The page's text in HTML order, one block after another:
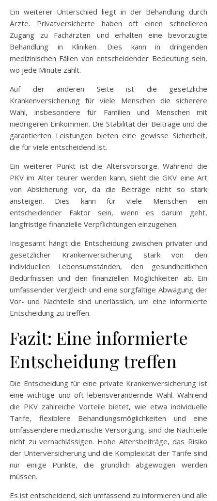
Ein weiterer Unterschied liegt in der Behandlung durch
Ärzte. Privatversicherte haben oft einen schnelleren
Zugang zu Fachärzten und erhalten eine bevorzugte
Behandlung in Kliniken. Dies kann in dringenden
medizinischen Fällen von entscheidender Bedeutung sein,
wo jede Minute zählt.
Auf der anderen Seite ist die gesetzliche
Krankenversicherung für viele Menschen die sicherere
Wahl, insbesondere für Familien und Menschen mit
niedrigeren Einkommen. Die Stabilität der Beiträge und die
garantierten Leistungen bieten eine gewisse Sicherheit,
die für viele entscheidend ist.
Ein weiterer Punkt ist die Altersvorsorge. Während die
PKV im Alter teurer werden kann, sieht die GKV eine Art
von Absicherung vor, da die Beiträge nicht so stark
ansteigen. Dies kann für viele Menschen ein
entscheidender Faktor sein, wenn es darum geht,
langfristige finanzielle Verpflichtungen einzugehen.
Insgesamt hängt die Entscheidung zwischen privater und
gesetzlicher Krankenversicherung stark von den
individuellen Lebensumständen, den gesundheitlichen
Bedürfnissen und den finanziellen Möglichkeiten ab. Ein
umfassender Vergleich und eine sorgfältige Abwägung der
Vor- und Nachteile sind unerlässlich, um eine informierte
Entscheidung zu treffen.
Fazit: Eine informierte
Entscheidung treffen
Die Entscheidung für eine private Krankenversicherung ist
eine wichtige und oft lebensverändernde Wahl. Während
die PKV zahlreiche Vorteile bietet, wie etwa individuelle
Tarife, flexiblere Behandlungsmöglichkeiten und eine
umfassendere medizinische Versorgung, sind die Nachteile
nicht zu vernachlässigen. Hohe Altersbeiträge, das Risiko
der Unterversicherung und die Komplexität der Tarife sind
nur einige Punkte, die gründlich abgewogen werden
müssen.
Es ist entscheidend, sich umfassend zu informieren und alle